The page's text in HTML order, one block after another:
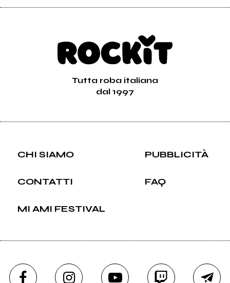
Tutta roba italiana
dal 1997
CHI SIAMO PUBBLICITÀ
CONTATTI FAQ
MI AMI FESTIVAL